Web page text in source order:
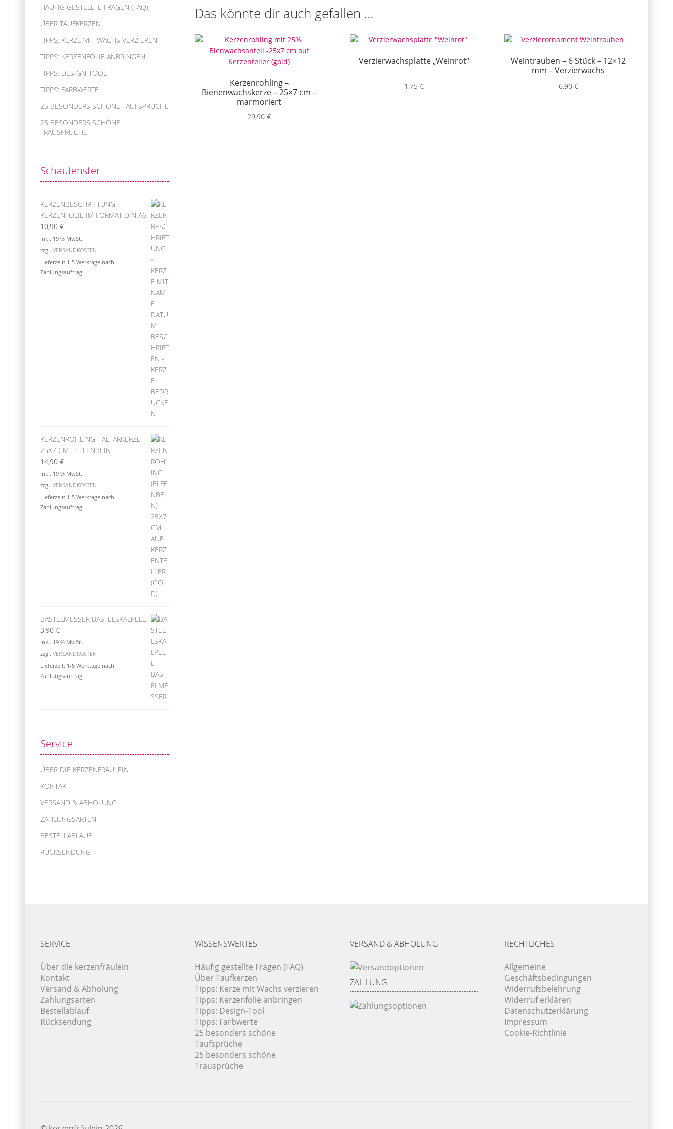
Das könnte dir auch gefallen …
Kerzenrohling –
Bienenwachskerze – 25×7 cm –
marmoriert
29,90€
Verzierwachsplatte „Weinrot“
1,75 €
Weintrauben – 6 Stück – 12×12
mm – Verzierwachs
6,90 €
HÄUFIG GESTELLTE FRAGEN (FAQ)
ÜBER TAUFKERZEN
TIPPS: KERZE MIT WACHS VERZIEREN
TIPPS: KERZENFOLIE ANBRINGEN
TIPPS: DESIGN-TOOL
TIPPS: FARBWERTE
25 BESONDERS SCHÖNE TAUFSPRÜCHE
25 BESONDERS SCHÖNE
TRAUSPRÜCHE
Schaufenster
KERZENBESCHRIFTUNG:
KERZENFOLIE IM FORMAT DIN A6
10,90 €
inkl. 19 % MwSt.
zzgl. VERSANDKOSTEN
Lieferzeit: 1-5 Werktage nach
Zahlungsauftrag
KERZENROHLING - ALTARKERZE -
25X7 CM - ELFENBEIN
14,90 €
inkl. 19 % MwSt.
zzgl. VERSANDKOSTEN
Lieferzeit: 1-5 Werktage nach
Zahlungsauftrag
BASTELMESSER BASTELSKALPELL
3,90 €
inkl. 19 % MwSt.
zzgl. VERSANDKOSTEN
Lieferzeit: 1-5 Werktage nach
Zahlungsauftrag
Service
ÜBER DIE KERZENFRÄULEIN
KONTAKT
VERSAND & ABHOLUNG
ZAHLUNGSARTEN
BESTELLABLAUF
RÜCKSENDUNG
SERVICE
Über die kerzenfräulein
Kontakt
Versand & Abholung
Zahlungsarten
Bestellablauf
Rücksendung
WISSENSWERTES
Häufig gestellte Fragen (FAQ)
Über Taufkerzen
Tipps: Kerze mit Wachs verzieren
Tipps: Kerzenfolie anbringen
Tipps: Design-Tool
Tipps: Farbwerte
25 besonders schöne
Taufsprüche
25 besonders schöne
Trausprüche
VERSAND & ABHOLUNG
ZAHLUNG
RECHTLICHES
Allgemeine
Geschäftsbedingungen
Widerrufsbelehrung
Widerruf erklären
Datenschutzerklärung
Impressum
Cookie-Richtlinie